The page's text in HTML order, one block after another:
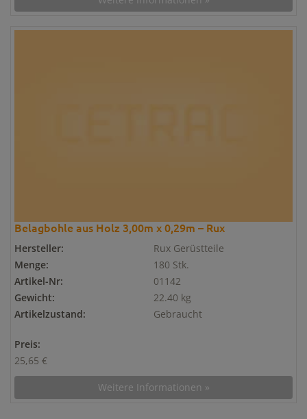
Belagbohle aus Holz 3,00m x 0,29m – Rux
Hersteller:
Rux Gerüstteile
Menge:
180 Stk.
Artikel-Nr:
01142
Gewicht:
22.40 kg
Artikelzustand:
Gebraucht
Preis:
25,65 €
Weitere Informationen »